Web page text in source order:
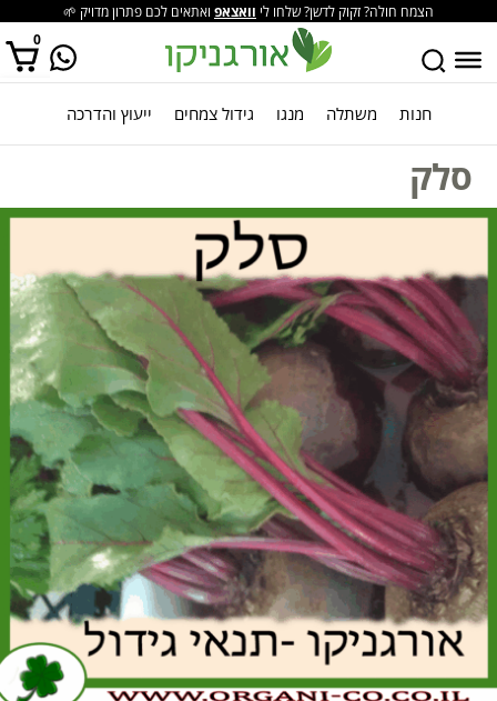
הצמח חולה? זקוק לדשן? שלחו לי וואצאפ ואתאים לכם פתרון מדויק 🌱
0
אין מוצרים בסל הקניות. חנות משתלה מנגו גידול צמחים ייעוץ והדרכה
סלק